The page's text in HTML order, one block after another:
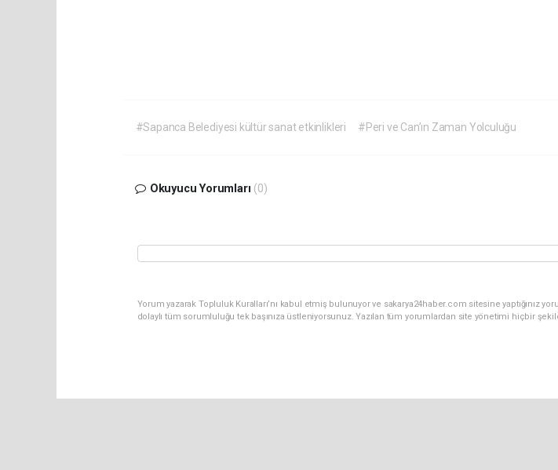
#Sapanca Belediyesi kültür sanat etkinlikleri #Peri ve Can’ın Zaman Yolculuğu
Okuyucu Yorumları (0)
Yorum yazarak Topluluk Kuralları’nı kabul etmiş bulunuyor ve sakarya24haber.com sitesine yaptığınız
dolaylı tüm sorumluluğu tek başınıza üstleniyorsunuz. Yazılan tüm yorumlardan site yönetimi hiçbir